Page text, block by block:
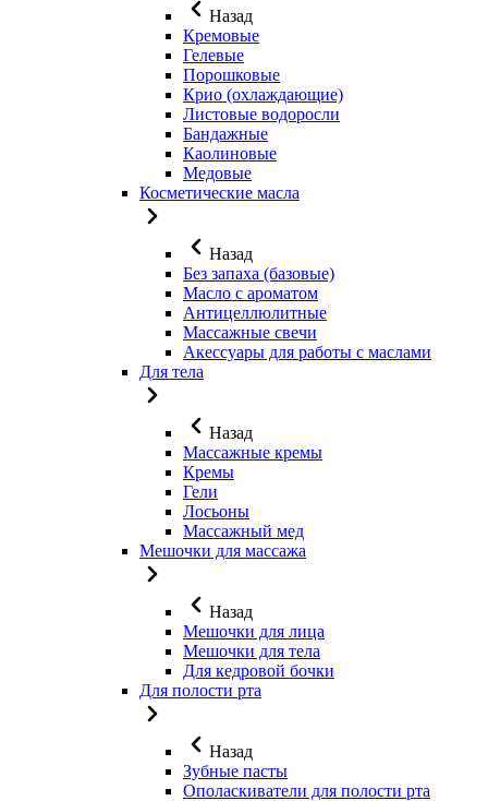
Назад
Кремовые
Гелевые
Порошковые
Крио (охлаждающие)
Листовые водоросли
Бандажные
Каолиновые
Медовые
Косметические масла
Назад
Без запаха (базовые)
Масло с ароматом
Антицеллюлитные
Массажные свечи
Акессуары для работы с маслами
Для тела
Назад
Массажные кремы
Кремы
Гели
Лосьоны
Массажный мед
Мешочки для массажа
Назад
Мешочки для лица
Мешочки для тела
Для кедровой бочки
Для полости рта
Назад
Зубные пасты
Ополаскиватели для полости рта